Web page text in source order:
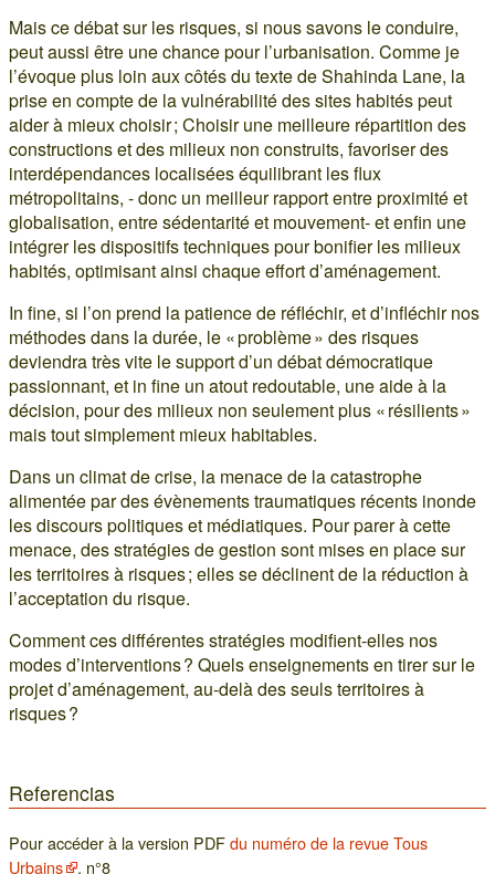
Mais ce débat sur les risques, si nous savons le conduire,
peut aussi être une chance pour l’urbanisation. Comme je
l’évoque plus loin aux côtés du texte de Shahinda Lane, la
prise en compte de la vulnérabilité des sites habités peut
aider à mieux choisir ; Choisir une meilleure répartition des
constructions et des milieux non construits, favoriser des
interdépendances localisées équilibrant les flux
métropolitains, - donc un meilleur rapport entre proximité et
globalisation, entre sédentarité et mouvement- et enfin une
intégrer les dispositifs techniques pour bonifier les milieux
habités, optimisant ainsi chaque effort d’aménagement.
In fine, si l’on prend la patience de réfléchir, et d’infléchir nos
méthodes dans la durée, le « problème » des risques
deviendra très vite le support d’un débat démocratique
passionnant, et in fine un atout redoutable, une aide à la
décision, pour des milieux non seulement plus « résilients »
mais tout simplement mieux habitables.
Dans un climat de crise, la menace de la catastrophe
alimentée par des évènements traumatiques récents inonde
les discours politiques et médiatiques. Pour parer à cette
menace, des stratégies de gestion sont mises en place sur
les territoires à risques ; elles se déclinent de la réduction à
l’acceptation du risque.
Comment ces différentes stratégies modifient-elles nos
modes d’interventions ? Quels enseignements en tirer sur le
projet d’aménagement, au-delà des seuls territoires à
risques ?
Referencias
Pour accéder à la version PDFdu numéro de la revue Tous
Urbains
, n°8